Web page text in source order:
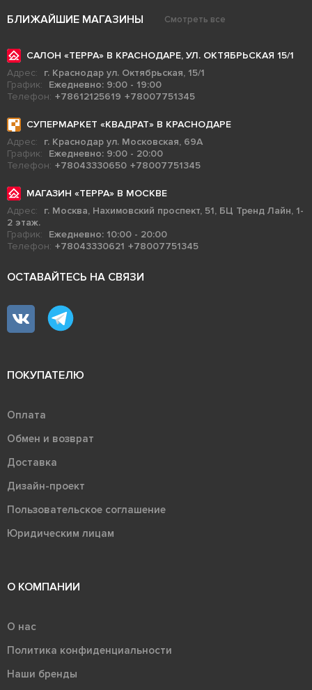
БЛИЖАЙШИЕ МАГАЗИНЫ Смотреть все
САЛОН «ТЕРРА» В КРАСНОДАРЕ, УЛ. ОКТЯБРЬСКАЯ 15/1
Адрес:
г. Краснодар ул. Октябрьская, 15/1
График:
Ежедневно: 9:00 - 19:00
Телефон: +78612125619 +78007751345
СУПЕРМАРКЕТ «КВАДРАТ» В КРАСНОДАРЕ
Адрес:
г. Краснодар ул. Московская, 69А
График:
Ежедневно: 9:00 - 20:00
Телефон: +78043330650 +78007751345
МАГАЗИН «ТЕРРА» В МОСКВЕ
Адрес:
г. Москва, Нахимовский проспект, 51, БЦ Тренд Лайн, 1-
2 этаж.
График:
Ежедневно: 10:00 - 20:00
Телефон: +78043330621 +78007751345
ОСТАВАЙТЕСЬ НА СВЯЗИ
ПОКУПАТЕЛЮ
Оплата
Обмен и возврат
Доставка
Дизайн-проект
Пользовательское соглашение
Юридическим лицам
О КОМПАНИИ
О нас
Политика конфиденциальности
Наши бренды